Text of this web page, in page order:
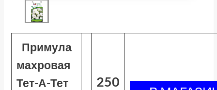
Примула
махровая
Тет-А-Тет
250